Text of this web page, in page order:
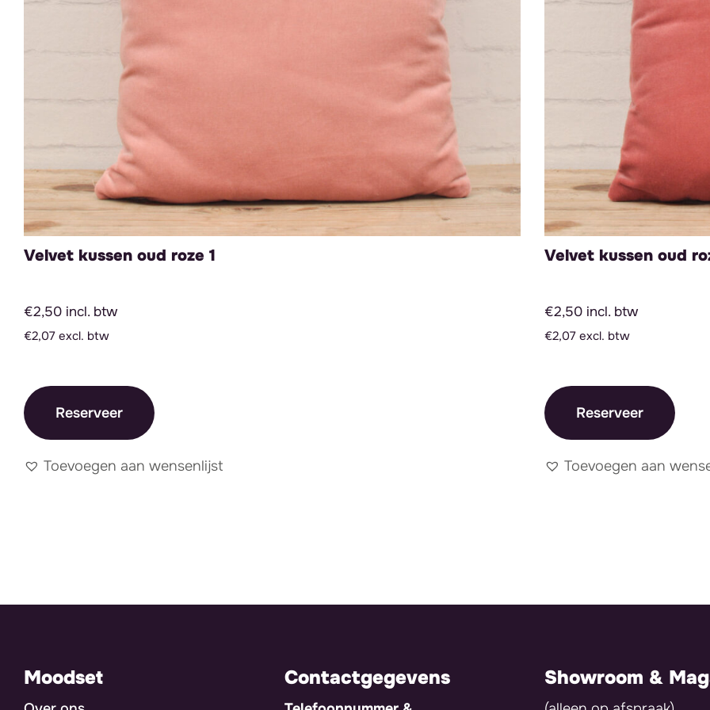
Velvet kussen oud roze 1
€2,50 incl. btw
€2,07 excl. btw
Reserveer
Toevoegen aan wensenlijst
Velvet kussen oud
€2,50 incl. btw
€2,07 excl. btw
Reserveer
Toevoegen aan
Moodset Contactgegevens Showroom &